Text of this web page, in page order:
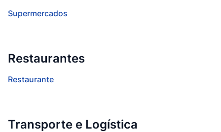
Supermercados
Restaurantes
Restaurante
Transporte e Logística